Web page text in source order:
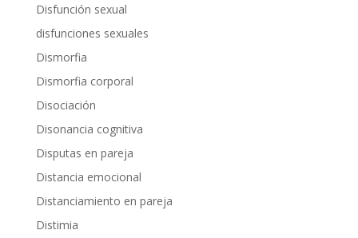
Disfunción sexual
disfunciones sexuales
Dismorfia
Dismorfia corporal
Disociación
Disonancia cognitiva
Disputas en pareja
Distancia emocional
Distanciamiento en pareja
Distimia